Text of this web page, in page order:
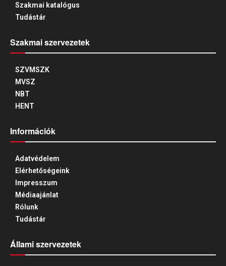
Szakmai katalógus
Tudástár
Szakmai szervezetek
SZVMSZK
MVSZ
NBT
HENT
Információk
Adatvédelem
Elérhetőségeink
Impresszum
Médiaajánlat
Rólunk
Tudástár
Állami szervezetek